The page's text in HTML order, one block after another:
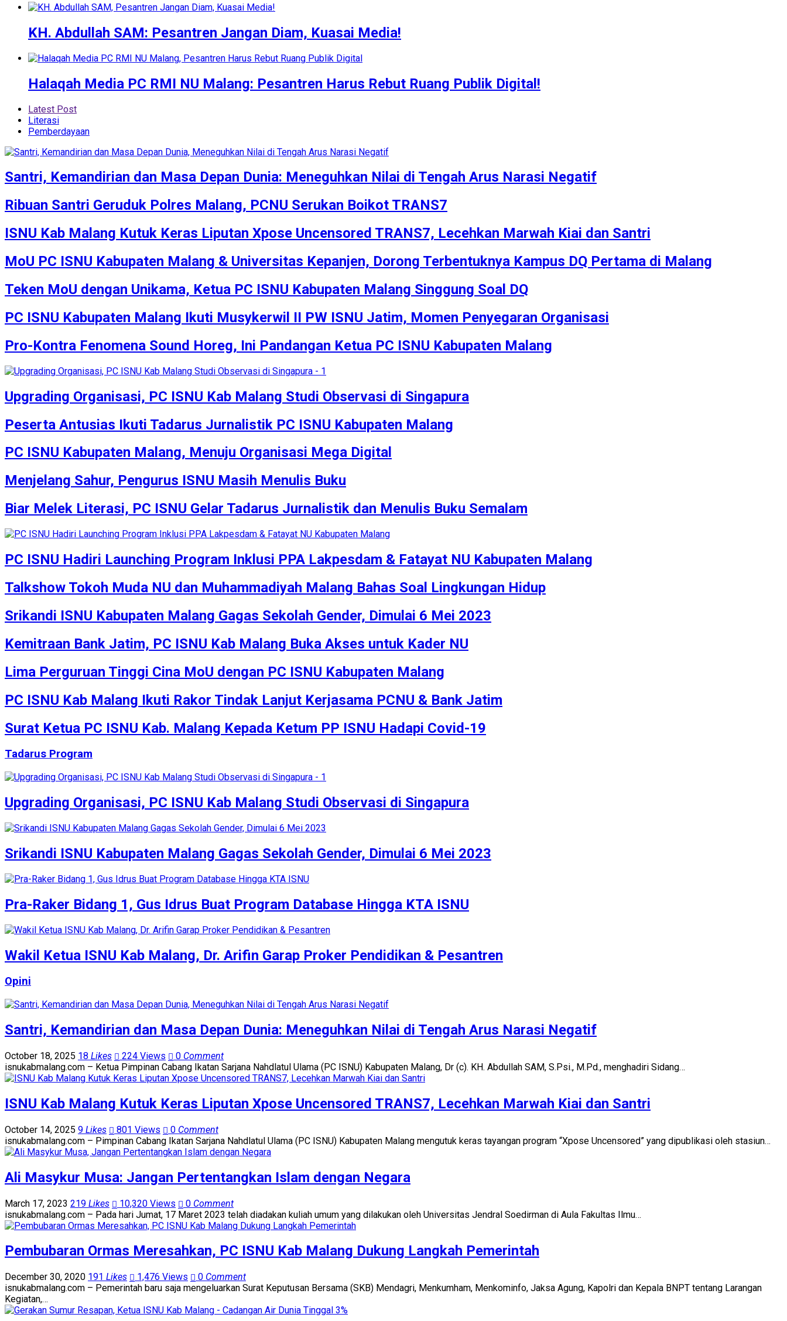
KH. Abdullah SAM: Pesantren Jangan Diam, Kuasai Media!
Halaqah Media PC RMI NU Malang: Pesantren Harus Rebut Ruang Publik Digital!
Latest Post
Literasi
Pemberdayaan
Santri, Kemandirian dan Masa Depan Dunia: Meneguhkan Nilai di Tengah Arus Narasi Negatif
Ribuan Santri Geruduk Polres Malang, PCNU Serukan Boikot TRANS7
ISNU Kab Malang Kutuk Keras Liputan Xpose Uncensored TRANS7, Lecehkan Marwah Kiai dan Santri
MoU PC ISNU Kabupaten Malang & Universitas Kepanjen, Dorong Terbentuknya Kampus DQ Pertama di Malang
Teken MoU dengan Unikama, Ketua PC ISNU Kabupaten Malang Singgung Soal DQ
PC ISNU Kabupaten Malang Ikuti Musykerwil II PW ISNU Jatim, Momen Penyegaran Organisasi
Pro-Kontra Fenomena Sound Horeg, Ini Pandangan Ketua PC ISNU Kabupaten Malang
Upgrading Organisasi, PC ISNU Kab Malang Studi Observasi di Singapura
Peserta Antusias Ikuti Tadarus Jurnalistik PC ISNU Kabupaten Malang
PC ISNU Kabupaten Malang, Menuju Organisasi Mega Digital
Menjelang Sahur, Pengurus ISNU Masih Menulis Buku
Biar Melek Literasi, PC ISNU Gelar Tadarus Jurnalistik dan Menulis Buku Semalam
PC ISNU Hadiri Launching Program Inklusi PPA Lakpesdam & Fatayat NU Kabupaten Malang
Talkshow Tokoh Muda NU dan Muhammadiyah Malang Bahas Soal Lingkungan Hidup
Srikandi ISNU Kabupaten Malang Gagas Sekolah Gender, Dimulai 6 Mei 2023
Kemitraan Bank Jatim, PC ISNU Kab Malang Buka Akses untuk Kader NU
Lima Perguruan Tinggi Cina MoU dengan PC ISNU Kabupaten Malang
PC ISNU Kab Malang Ikuti Rakor Tindak Lanjut Kerjasama PCNU & Bank Jatim
Surat Ketua PC ISNU Kab. Malang Kepada Ketum PP ISNU Hadapi Covid-19
Tadarus Program
Upgrading Organisasi, PC ISNU Kab Malang Studi Observasi di Singapura
Srikandi ISNU Kabupaten Malang Gagas Sekolah Gender, Dimulai 6 Mei 2023
Pra-Raker Bidang 1, Gus Idrus Buat Program Database Hingga KTA ISNU
Wakil Ketua ISNU Kab Malang, Dr. Arifin Garap Proker Pendidikan & Pesantren
Opini
Santri, Kemandirian dan Masa Depan Dunia: Meneguhkan Nilai di Tengah Arus Narasi Negatif
October 18, 2025 18 Likes 224 Views 0 Comment
isnukabmalang.com – Ketua Pimpinan Cabang Ikatan Sarjana Nahdlatul Ulama (PC ISNU) Kabupaten Malang, Dr (c). KH. Abdullah SAM, S.Psi., M.Pd., menghadiri Sidang…
ISNU Kab Malang Kutuk Keras Liputan Xpose Uncensored TRANS7, Lecehkan Marwah Kiai dan Santri
October 14, 2025 9 Likes 801 Views 0 Comment
isnukabmalang.com – Pimpinan Cabang Ikatan Sarjana Nahdlatul Ulama (PC ISNU) Kabupaten Malang mengutuk keras tayangan program “Xpose Uncensored” yang dipublikasi oleh stasiun…
Ali Masykur Musa: Jangan Pertentangkan Islam dengan Negara
March 17, 2023 219 Likes 10,320 Views 0 Comment
isnukabmalang.com – Pada hari Jumat, 17 Maret 2023 telah diadakan kuliah umum yang dilakukan oleh Universitas Jendral Soedirman di Aula Fakultas Ilmu…
Pembubaran Ormas Meresahkan, PC ISNU Kab Malang Dukung Langkah Pemerintah
December 30, 2020 191 Likes 1,476 Views 0 Comment
isnukabmalang.com – Pemerintah baru saja mengeluarkan Surat Keputusan Bersama (SKB) Mendagri, Menkumham, Menkominfo, Jaksa Agung, Kapolri dan Kepala BNPT tentang Larangan
Kegiatan,…